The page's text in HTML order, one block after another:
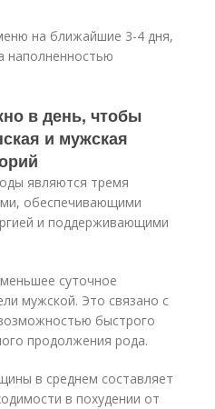
на ближайшие 3-4 дня,
наполненностью
в день, чтобы
и мужская
являются тремя
обеспечивающими
и поддерживающими
суточное
мужской. Это связано с
быстрого
продолжения рода.
в среднем составляет
в похудении от